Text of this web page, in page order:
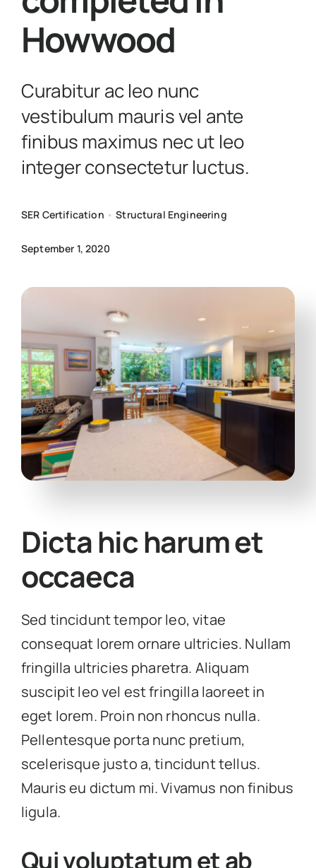
Howwood
Curabitur ac leo nunc
vestibulum mauris vel ante
finibus maximus nec ut leo
integer consectetur luctus.
SER Certification •Structural Engineering
September 1, 2020
Dicta hic harum et
occaeca
Sed tincidunt tempor leo, vitae
consequat lorem ornare ultricies. Nullam
fringilla ultricies pharetra. Aliquam
suscipit leo vel est fringilla laoreet in
eget lorem. Proin non rhoncus nulla.
Pellentesque porta nunc pretium,
scelerisque justo a, tincidunt tellus.
Mauris eu dictum mi. Vivamus non finibus
ligula.
Qui voluptatum et ab